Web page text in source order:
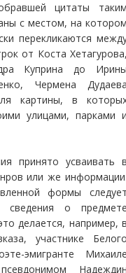
цитаты
с местом, на
перекликаются
от Коста
Куприна до
Чермена
картины, в
улицами, парками
принято усваивать
или же
формы
сведения о
делается, например,
участнике
эмигранте